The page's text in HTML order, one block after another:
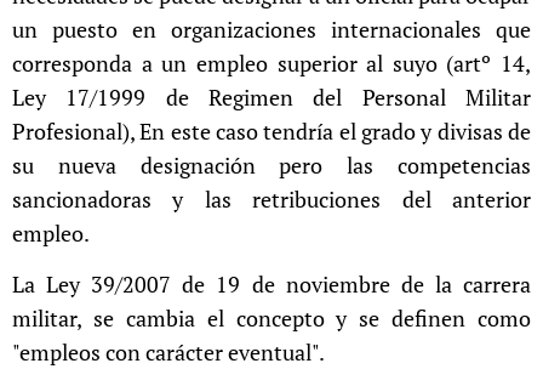
un puesto en organizaciones internacionales que
corresponda a un empleo superior al suyo (artº 14,
Ley 17/1999 de Regimen del Personal Militar
Profesional), En este caso tendría el grado y divisas de
su nueva designación pero las competencias
sancionadoras y las retribuciones del anterior
empleo.
La Ley 39/2007 de 19 de noviembre de la carrera
militar, se cambia el concepto y se definen como
"empleos con carácter eventual".